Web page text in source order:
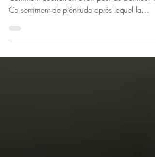
De prime abord cela peut paraitre étrange.
Ce sentiment de plénitude après lequel la
plupart des